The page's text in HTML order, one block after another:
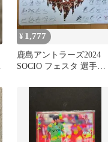
¥ 1,777
鹿島アントラーズ2024
SOCIO フェスタ 選手サ